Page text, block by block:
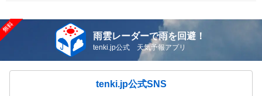
雨雲レーダーで雨を回避！
tenki.jp公式 天気予報アプリ
tenki.jp公式SNS